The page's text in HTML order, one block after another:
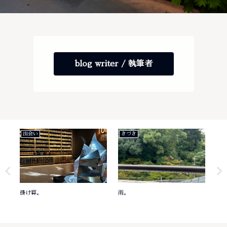
blog writer / 執筆者
出会い
掛け算。
きづき
雨。